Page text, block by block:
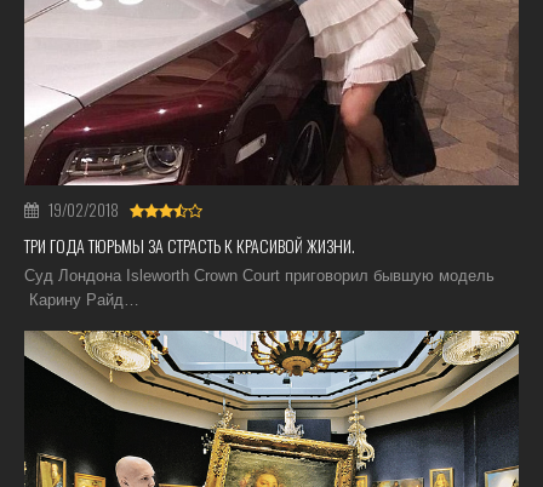
19/02/2018
ТРИ ГОДА ТЮРЬМЫ ЗА СТРАСТЬ К КРАСИВОЙ ЖИЗНИ.
Суд Лондона Isleworth Crown Court приговорил бывшую модель
Карину Райд…